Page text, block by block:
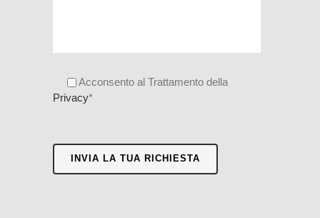
Acconsento al Trattamento della
Privacy*